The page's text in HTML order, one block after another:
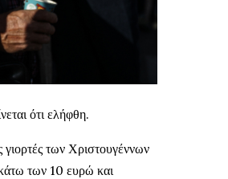
ότι ελήφθη.
γιορτές των Χριστουγέννων
των 10 ευρώ και